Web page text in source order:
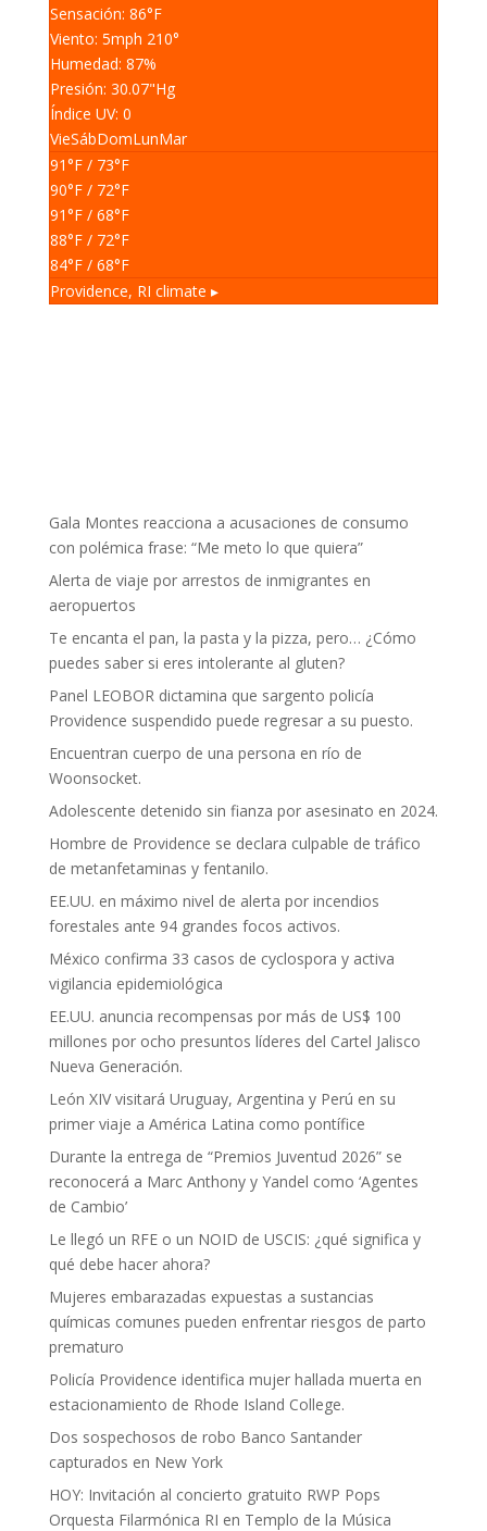
Sensación: 86°F
Viento: 5mph 210°
Humedad: 87%
Presión: 30.07"Hg
Índice UV: 0
VieSábDomLunMar
91°F/ 73°F
90°F/ 72°F
91°F/ 68°F
88°F/ 72°F
84°F/ 68°F
Providence, RI climate ▸
Gala Montes reacciona a acusaciones de consumo
con polémica frase: “Me meto lo que quiera”
Alerta de viaje por arrestos de inmigrantes en
aeropuertos
Te encanta el pan, la pasta y la pizza, pero… ¿Cómo
puedes saber si eres intolerante al gluten?
Panel LEOBOR dictamina que sargento policía
Providence suspendido puede regresar a su puesto.
Encuentran cuerpo de una persona en río de
Woonsocket.
Adolescente detenido sin fianza por asesinato en 2024.
Hombre de Providence se declara culpable de tráfico
de metanfetaminas y fentanilo.
EE.UU. en máximo nivel de alerta por incendios
forestales ante 94 grandes focos activos.
México confirma 33 casos de cyclospora y activa
vigilancia epidemiológica
EE.UU. anuncia recompensas por más de US$ 100
millones por ocho presuntos líderes del Cartel Jalisco
Nueva Generación.
León XIV visitará Uruguay, Argentina y Perú en su
primer viaje a América Latina como pontífice
Durante la entrega de “Premios Juventud 2026” se
reconocerá a Marc Anthony y Yandel como ‘Agentes
de Cambio’
Le llegó un RFE o un NOID de USCIS: ¿qué significa y
qué debe hacer ahora?
Mujeres embarazadas expuestas a sustancias
químicas comunes pueden enfrentar riesgos de parto
prematuro
Policía Providence identifica mujer hallada muerta en
estacionamiento de Rhode Island College.
Dos sospechosos de robo Banco Santander
capturados en New York
HOY: Invitación al concierto gratuito RWP Pops
Orquesta Filarmónica RI en Templo de la Música